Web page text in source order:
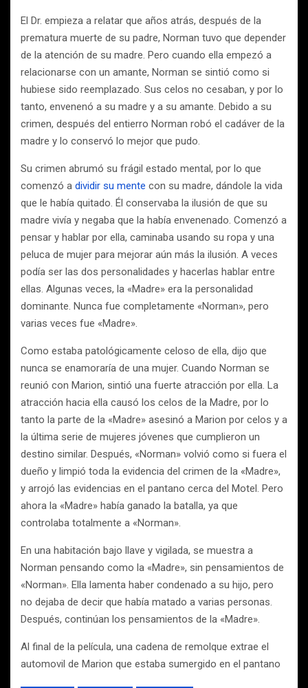
El Dr. empieza a relatar que años atrás, después de la
prematura muerte de su padre, Norman tuvo que depender
de la atención de su madre. Pero cuando ella empezó a
relacionarse con un amante, Norman se sintió como si
hubiese sido reemplazado. Sus celos no cesaban, y por lo
tanto, envenenó a su madre y a su amante. Debido a su
crimen, después del entierro Norman robó el cadáver de la
madre y lo conservó lo mejor que pudo.
Su crimen abrumó su frágil estado mental, por lo que
comenzó a dividir su mente con su madre, dándole la vida
que le había quitado. Él conservaba la ilusión de que su
madre vivía y negaba que la había envenenado. Comenzó a
pensar y hablar por ella, caminaba usando su ropa y una
peluca de mujer para mejorar aún más la ilusión. A veces
podía ser las dos personalidades y hacerlas hablar entre
ellas. Algunas veces, la «Madre» era la personalidad
dominante. Nunca fue completamente «Norman», pero
varias veces fue «Madre».
Como estaba patológicamente celoso de ella, dijo que
nunca se enamoraría de una mujer. Cuando Norman se
reunió con Marion, sintió una fuerte atracción por ella. La
atracción hacia ella causó los celos de la Madre, por lo
tanto la parte de la «Madre» asesinó a Marion por celos y a
la última serie de mujeres jóvenes que cumplieron un
destino similar. Después, «Norman» volvió como si fuera el
dueño y limpió toda la evidencia del crimen de la «Madre»,
y arrojó las evidencias en el pantano cerca del Motel. Pero
ahora la «Madre» había ganado la batalla, ya que
controlaba totalmente a «Norman».
En una habitación bajo llave y vigilada, se muestra a
Norman pensando como la «Madre», sin pensamientos de
«Norman». Ella lamenta haber condenado a su hijo, pero
no dejaba de decir que había matado a varias personas.
Después, continúan los pensamientos de la «Madre».
Al final de la película, una cadena de remolque extrae el
automovil de Marion que estaba sumergido en el pantano